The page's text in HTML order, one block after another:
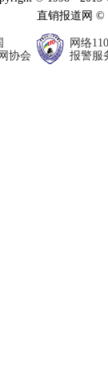
直销报道网
协会
网络110
报警服